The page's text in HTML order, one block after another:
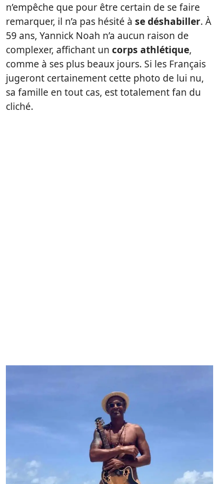
n’empêche que pour être certain de se faire
remarquer, il n’a pas hésité à se déshabiller. À
59 ans, Yannick Noah n’a aucun raison de
complexer, affichant un corps athlétique,
comme à ses plus beaux jours. Si les Français
jugeront certainement cette photo de lui nu,
sa famille en tout cas, est totalement fan du
cliché.